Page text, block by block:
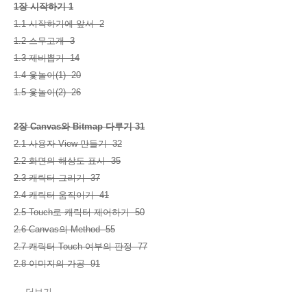
1장 시작하기 1
1.1 시작하기에 앞서 2
1.2 스무고개 3
1.3 제비뽑기 14
1.4 윷놀이(1) 20
1.5 윷놀이(2) 26
2장 Canvas와 Bitmap 다루기 31
2.1 사용자 View 만들기 32
2.2 화면의 해상도 표시 35
2.3 캐릭터 그리기 37
2.4 캐릭터 움직이기 41
2.5 Touch로 캐릭터 제어하기 50
2.6 Canvas의 Method 55
2.7 캐릭터 Touch 여부의 판정 77
2.8 이미지의 가공 91